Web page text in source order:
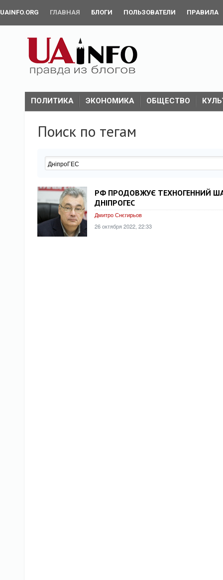
UAINFO.ORG ГЛАВНАЯ БЛОГИ ПОЛЬЗОВАТЕЛИ ПРАВИЛА
ПОЛИТИКА ЭКОНОМИКА ОБЩЕСТВО
Поиск по тегам
РФ ПРОДОВЖУЄ ТЕХНОГЕННИЙ
ДНІПРОГЕС
Дмитро Снєгирьов
26 октября 2022, 22:33